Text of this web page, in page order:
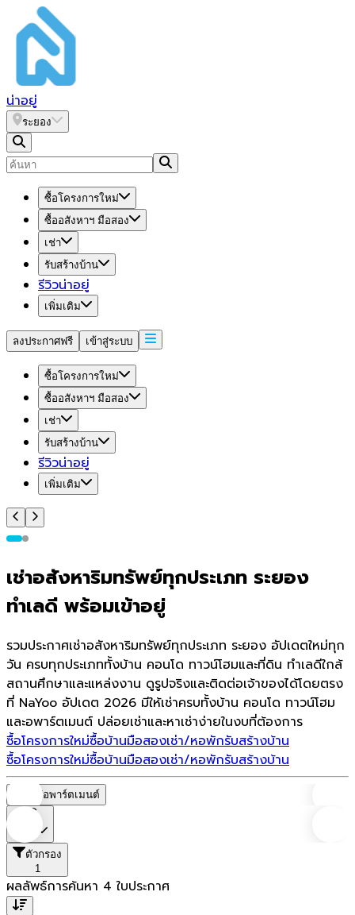
น่าอยู่
ระยอง
ซื้อโครงการใหม่
ซื้ออสังหาฯ มือสอง
เช่า
รับสร้างบ้าน
รีวิวน่าอยู่
เพิ่มเติม
ลงประกาศฟรี เข้าสู่ระบบ
ซื้อโครงการใหม่
ซื้ออสังหาฯ มือสอง
เช่า
รับสร้างบ้าน
รีวิวน่าอยู่
เพิ่มเติม
เช่าอสังหาริมทรัพย์ทุกประเภท ระยอง
ทำเลดี พร้อมเข้าอยู่
รวมประกาศเช่าอสังหาริมทรัพย์ทุกประเภท ระยอง อัปเดตใหม่ทุก
วัน ครบทุกประเภททั้งบ้าน คอนโด ทาวน์โฮมและที่ดิน ทำเลดีใกล้
สถานศึกษาและแหล่งงาน ดูรูปจริงและติดต่อเจ้าของได้โดยตรง
ที่ NaYoo อัปเดต 2026 มีให้เช่าครบทั้งบ้าน คอนโด ทาวน์โฮม
และอพาร์ตเมนต์ ปล่อยเช่าและหาเช่าง่ายในงบที่ต้องการ
ซื้อโครงการใหม่ซื้อบ้านมือสองเช่า/หอพักรับสร้างบ้าน
ซื้อโครงการใหม่ซื้อบ้านมือสองเช่า/หอพักรับสร้างบ้าน
หอพัก/อพาร์ตเมนต์
ตัวกรอง
1
ผลลัพธ์การค้นหา 4 ใบประกาศ